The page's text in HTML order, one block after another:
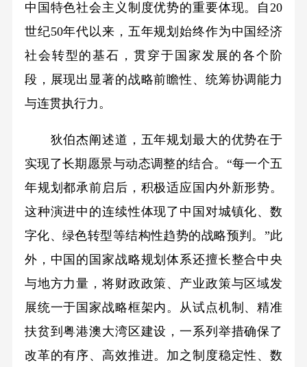
中国特色社会主义制度优势的重要体现。自20
世纪50年代以来，五年规划始终作为中国经济
社会转型的基石，贯穿于国家发展的各个阶
段，展现出显著的战略前瞻性、统筹协调能力
与连贯执行力。
狄伯杰阐述道，五年规划最大的优势在于
实现了长期愿景与动态调整的结合。“每一个五
年规划都承前启后，积极适应国内外新形势。
这种演进中的连续性体现了中国对城镇化、数
字化、绿色转型等结构性趋势的战略预判。”此
外，中国的国家战略规划体系还擅长整合中央
与地方力量，将财政政策、产业政策与区域发
展统一于国家战略框架内。从试点机制、精准
扶贫到粤港澳大湾区建设，一系列举措确保了
改革的有序、高效推进。加之制度稳定性、数